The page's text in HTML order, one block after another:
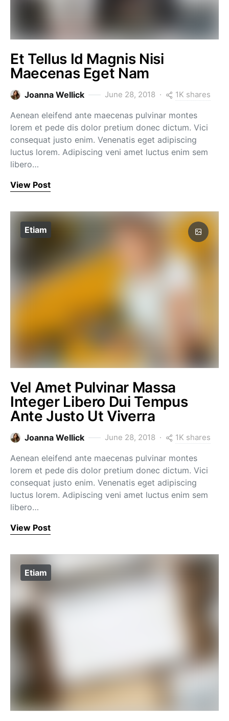
Et Tellus Id Magnis Nisi
Maecenas Eget Nam
Joanna Wellick June 28, 2018 1K shares
Aenean eleifend ante maecenas pulvinar montes
lorem et pede dis dolor pretium donec dictum. Vici
consequat justo enim. Venenatis eget adipiscing
luctus lorem. Adipiscing veni amet luctus enim sem
libero…
View Post
Etiam
Vel Amet Pulvinar Massa
Integer Libero Dui Tempus
Ante Justo Ut Viverra
Joanna Wellick June 28, 2018 1K shares
Aenean eleifend ante maecenas pulvinar montes
lorem et pede dis dolor pretium donec dictum. Vici
consequat justo enim. Venenatis eget adipiscing
luctus lorem. Adipiscing veni amet luctus enim sem
libero…
View Post
Etiam